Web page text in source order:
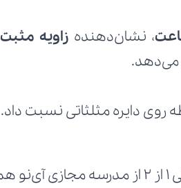
، نشان‌دهنده زاویه مثبت
می‌دهد.
روی دایره مثلثاتی نسبت داد.